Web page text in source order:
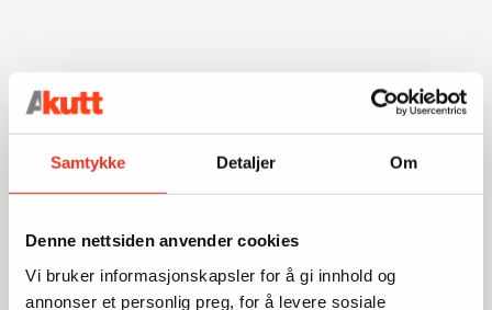
Samtykke Detaljer Om
Denne nettsiden anvender cookies
Vi bruker informasjonskapsler for å gi innhold og
annonser et personlig preg, for å levere sosiale